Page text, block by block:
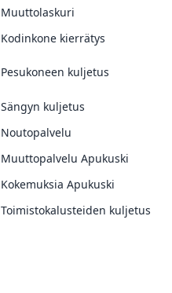
Muuttolaskuri
Kodinkone kierrätys
Pesukoneen kuljetus
Sängyn kuljetus
Noutopalvelu
Muuttopalvelu Apukuski
Kokemuksia Apukuski
Toimistokalusteiden kuljetus